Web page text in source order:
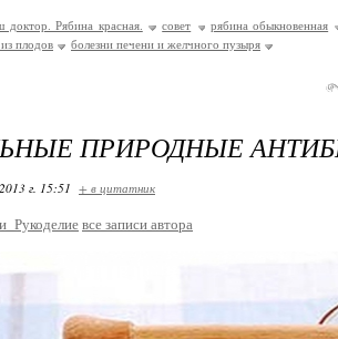
Рябина красная. совет рябина обыкновенная
плодов болезни печени и желчного пузыря
ПРИРОДНЫЕ
г. 15:51 + в цитатник
все записи автора